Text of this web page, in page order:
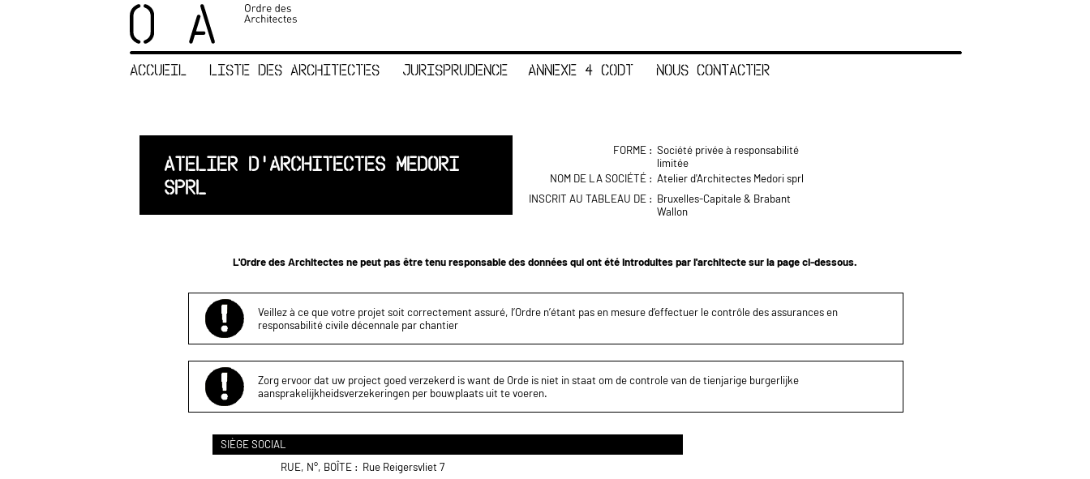
ACCUEIL LISTE DES ARCHITECTES JURISPRUDENCE ANNEXE 4 CODT NOUS CONTACTER
ATELIER D'ARCHITECTES MEDORI
SPRL
FORME : Société privée à responsabilité
limitée
NOM DE LA SOCIÉTÉ : Atelier d'Architectes Medori sprl
INSCRIT AU TABLEAU DE : Bruxelles-Capitale & Brabant
Wallon
L'Ordre des Architectes ne peut pas être tenu responsable des données qui ont été introduites par l'architecte sur la page ci-dessous.
Veillez à ce que votre projet soit correctement assuré, l’Ordre n’étant pas en mesure d’effectuer le contrôle des assurances en
responsabilité civile décennale par chantier
Zorg ervoor dat uw project goed verzekerd is want de Orde is niet in staat om de controle van de tienjarige burgerlijke
aansprakelijkheidsverzekeringen per bouwplaats uit te voeren.
SIÈGE SOCIAL
RUE, N°, BOÎTE : Rue Reigersvliet 7